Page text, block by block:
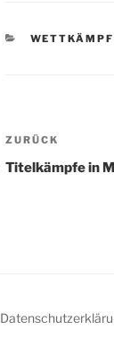
KATEGORIEN
Vorheriger
Beitrag
ZURÜCK
Titelkämpfe in